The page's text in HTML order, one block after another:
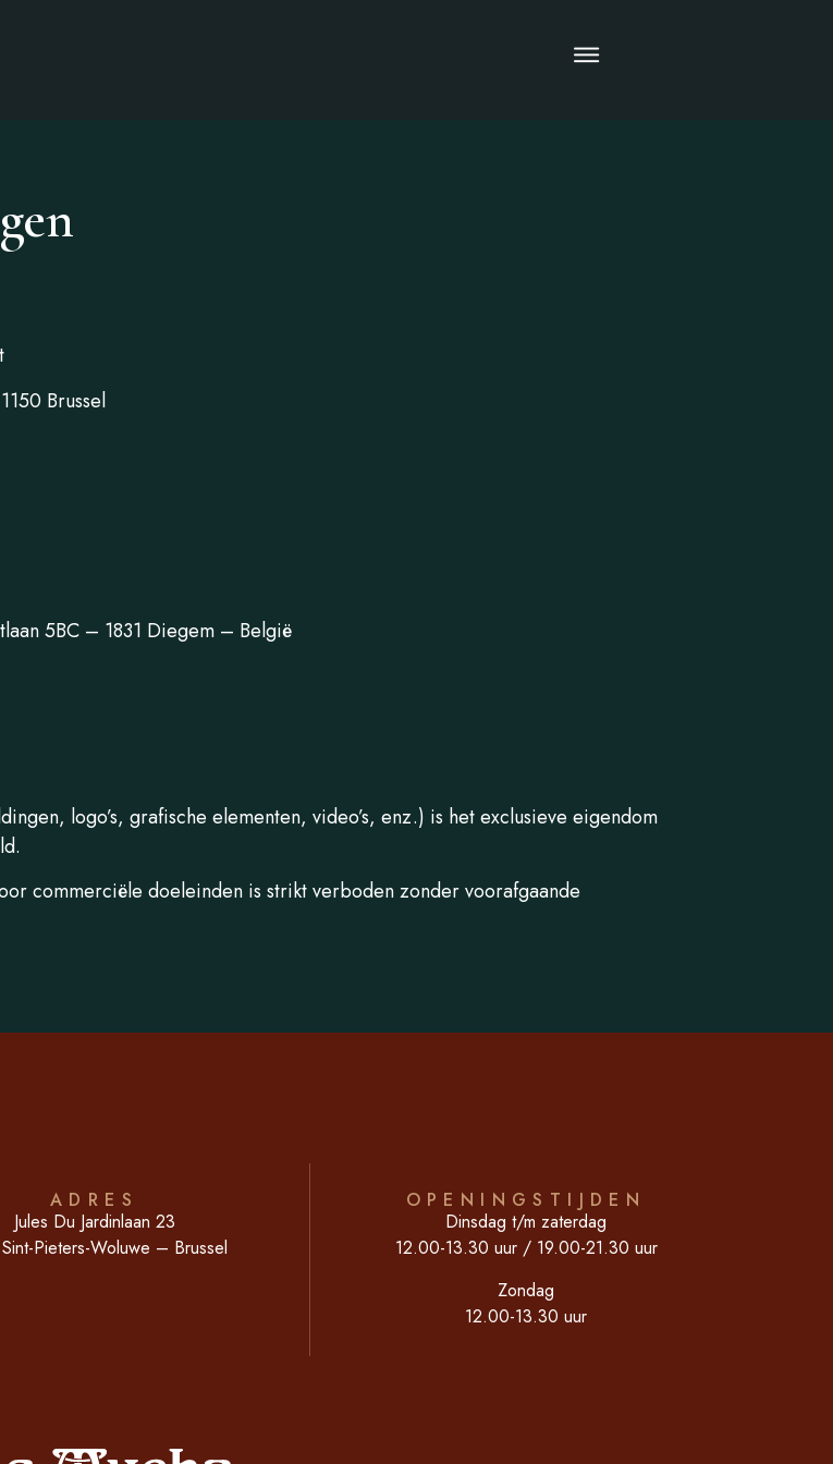
Brussel
5BC – 1831 Diegem – België
logo’s, grafische elementen, video’s, enz.) is het exclusieve eigendom
commerciële doeleinden is strikt verboden zonder voorafgaande
ADRES
Jules Du Jardinlaan 23
Pieters-Woluwe – Brussel
OPENINGSTIJDEN
Dinsdag t/m zaterdag
12.00-13.30 uur / 19.00-21.30 uur
Zondag
12.00-13.30 uur